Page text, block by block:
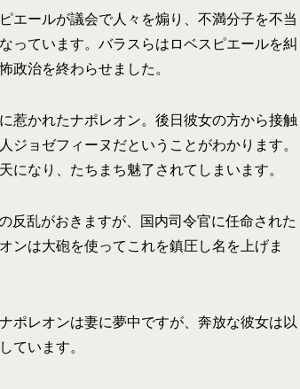
エールが議会で人々を煽り、不満分子を不当
っています。バラスらはロベスピエールを糾
政治を終わらせました。
惹かれたナポレオン。後日彼女の方から接触
ジョゼフィーヌだということがわかります。
になり、たちまち魅了されてしまいます。
反乱がおきますが、国内司令官に任命された
ンは大砲を使ってこれを鎮圧し名を上げま
ポレオンは妻に夢中ですが、奔放な彼女は以
ています。